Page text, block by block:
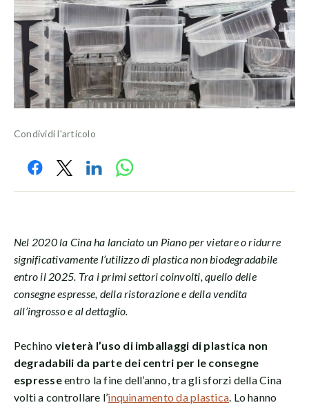
Condividi l'articolo
Nel 2020 la Cina ha lanciato un Piano per vietare o ridurre
significativamente l’utilizzo di plastica non biodegradabile
entro il 2025. Tra i primi settori coinvolti, quello delle
consegne espresse, della ristorazione e della vendita
all’ingrosso e al dettaglio.
Pechino vieterà l’uso di imballaggi di plastica non
degradabili da parte dei centri per le consegne
espresseentro la fine dell’anno, tra gli sforzi della Cina
volti a controllare l’inquinamento da plastica. Lo hanno